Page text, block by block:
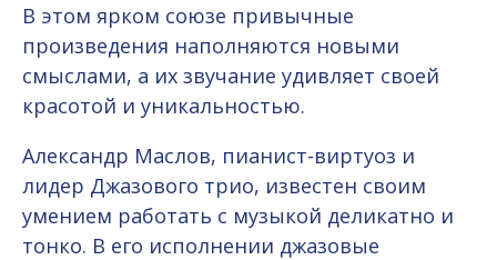
В этом ярком союзе привычные
произведения наполняются новыми
смыслами, а их звучание удивляет своей
красотой и уникальностью.
Александр Маслов, пианист-виртуоз и
лидер Джазового трио, известен своим
умением работать с музыкой деликатно и
тонко. В его исполнении джазовые